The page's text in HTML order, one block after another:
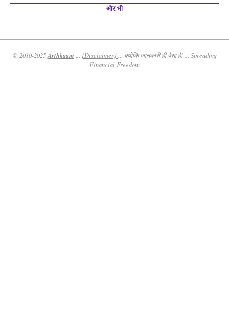
और भी
© 2010-2025Arthkaam ... {Disclaimer}
... क्योंकि जानकारी ही पैसा है! ... Spreading
Financial Freedom